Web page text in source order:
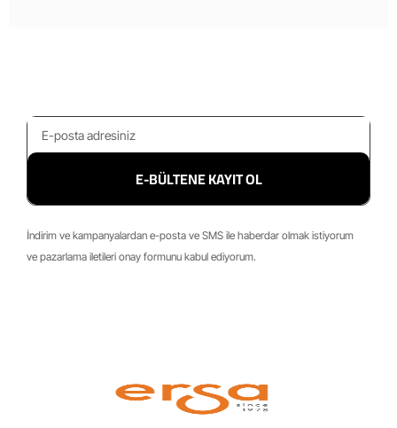
E-BÜLTENE KAYIT OL
İndirim ve kampanyalardan e-posta ve SMS ile haberdar olmak istiyorum
ve pazarlama iletileri onay formunu kabul ediyorum.